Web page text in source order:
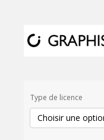
Type de licence